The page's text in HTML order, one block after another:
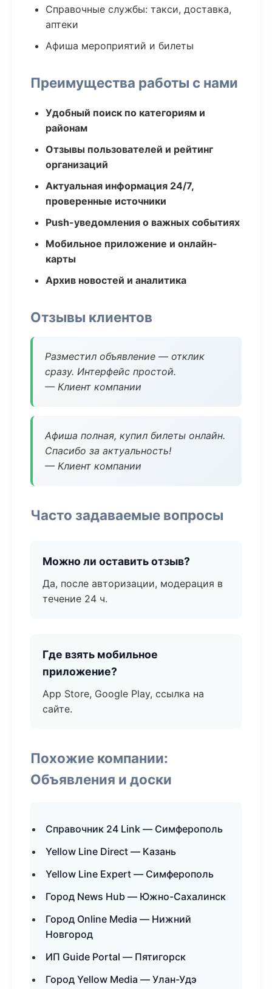
Справочные службы: такси, доставка,
аптеки
Афиша мероприятий и билеты
Преимущества работы с нами
Удобный поиск по категориям и
районам
Отзывы пользователей и рейтинг
организаций
Актуальная информация 24/7,
проверенные источники
Push-уведомления о важных событиях
Мобильное приложение и онлайн-
карты
Архив новостей и аналитика
Отзывы клиентов
Разместил объявление — отклик
сразу. Интерфейс простой.
— Клиент компании
Афиша полная, купил билеты онлайн.
Спасибо за актуальность!
— Клиент компании
Часто задаваемые вопросы
Можно ли оставить отзыв?
Да, после авторизации, модерация в
течение 24 ч.
Где взять мобильное
приложение?
App Store, Google Play, ссылка на
сайте.
Похожие компании:
Объявления и доски
Справочник 24 Link — Симферополь
Yellow Line Direct — Казань
Yellow Line Expert — Симферополь
Город News Hub — Южно-Сахалинск
Город Online Media — Нижний
Новгород
ИП Guide Portal — Пятигорск
Город Yellow Media — Улан-Удэ